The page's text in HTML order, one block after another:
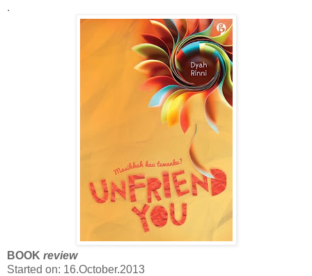
.
BOOK review
Started on: 16.October.2013